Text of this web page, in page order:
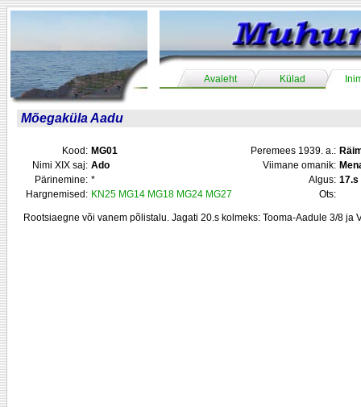
Avaleht Külad
Mõegaküla Aadu
Kood: MG01 Peremees 1939. a.:
Nimi XIX saj: Ado Viimane omanik:
Pärinemine: * Algus: 17.s
Hargnemised: KN25 MG14 MG18 MG24 MG27 Ots:
Rootsiaegne või vanem põlistalu. Jagati 20.s kolmeks: Tooma-Aadule 3/8 ja